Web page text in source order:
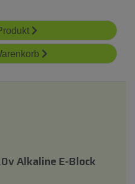
Alkaline E-Block